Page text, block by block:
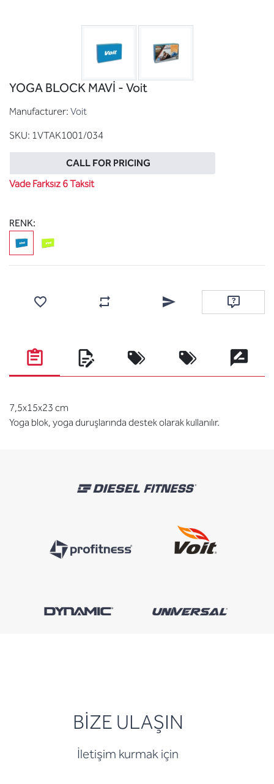
YOGA BLOCK MAVİ - Voit
Manufacturer: Voit
SKU: 1VTAK1001/034
CALL FOR PRICING
Vade Farksız 6 Taksit
RENK:
Add to wishlist Add to compare listEmail a friend Ask
7,5x15x23 cm
Yoga blok, yoga duruşlarında destek olarak kullanılır.
BİZE ULAŞIN
İletişim kurmak için